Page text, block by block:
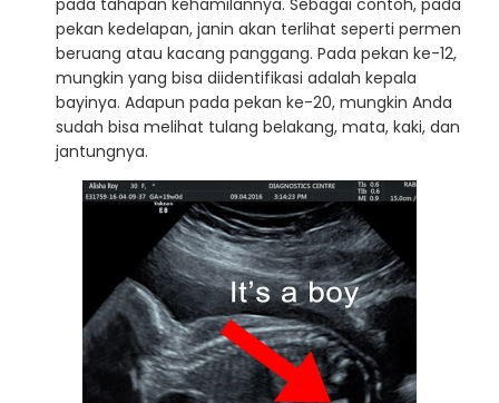
pekan kedelapan, janin akan terlihat seperti permen
beruang atau kacang panggang. Pada pekan ke-12,
mungkin yang bisa diidentifikasi adalah kepala
bayinya. Adapun pada pekan ke-20, mungkin Anda
sudah bisa melihat tulang belakang, mata, kaki, dan
jantungnya.